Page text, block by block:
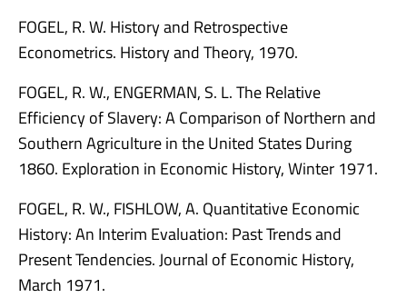
FOGEL, R. W. History and Retrospective
Econometrics. History and Theory, 1970.
FOGEL, R. W., ENGERMAN, S. L. The Relative
Efficiency of Slavery: A Comparison of Northern and
Southern Agriculture in the United States During
1860. Exploration in Economic History, Winter 1971.
FOGEL, R. W., FISHLOW, A. Quantitative Economic
History: An Interim Evaluation: Past Trends and
Present Tendencies. Journal of Economic History,
March 1971.